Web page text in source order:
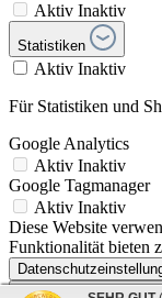
Aktiv Inaktiv
Statistiken
Aktiv Inaktiv
Für Statistiken und
Google Analytics
Aktiv Inaktiv
Google Tagmanager
Aktiv Inaktiv
Diese Website
Funktionalität bieten
Ausgewählte Cookies